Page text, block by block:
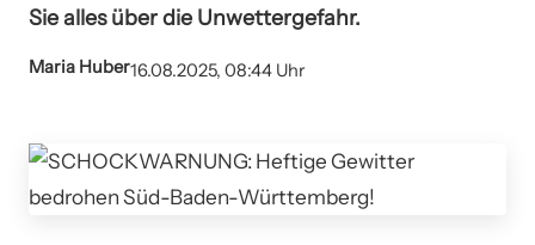
Sie alles über die Unwettergefahr.
Maria Huber16.08.2025, 08:44 Uhr